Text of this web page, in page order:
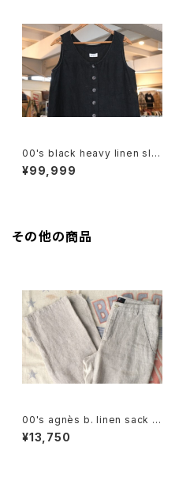
00's black heavy linen sle
eveless Top
¥99,999
その他の商品
00's agnès b. linen sack st
raight leg Pants
¥13,750